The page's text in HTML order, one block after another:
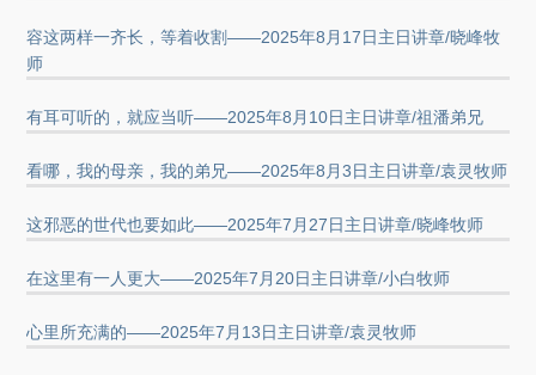
容这两样一齐长，等着收割——2025年8月17日主日讲章/晓峰牧
师
有耳可听的，就应当听——2025年8月10日主日讲章/祖潘弟兄
看哪，我的母亲，我的弟兄——2025年8月3日主日讲章/袁灵牧师
这邪恶的世代也要如此——2025年7月27日主日讲章/晓峰牧师
在这里有一人更大——2025年7月20日主日讲章/小白牧师
心里所充满的——2025年7月13日主日讲章/袁灵牧师